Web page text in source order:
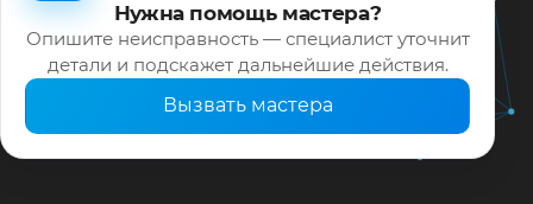
Нужна помощь мастера?
Опишите неисправность — специалист уточнит
детали и подскажет дальнейшие действия.
Вызвать мастера